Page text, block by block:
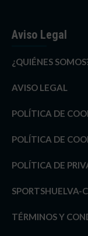
Aviso Legal
¿QUIÉNES
AVISO LEGAL
POLÍTICA DE
POLÍTICA DE
POLÍTICA DE
SPORTSHUELVA-
TÉRMINOS Y